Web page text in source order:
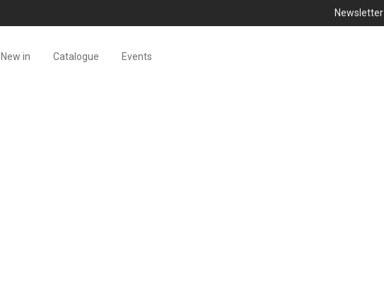
Newsletter
New in Catalogue Events